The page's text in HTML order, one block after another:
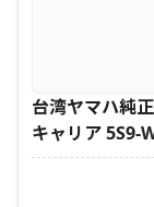
台湾ヤマハ純
キャリア 5S9-